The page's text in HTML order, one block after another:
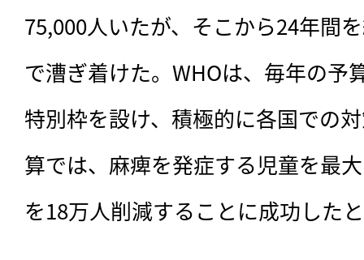
75,000人いたが、そこから24年間
で漕ぎ着けた。WHOは、毎年の予
特別枠を設け、積極的に各国での
算では、麻痺を発症する児童を最
を18万人削減することに成功した